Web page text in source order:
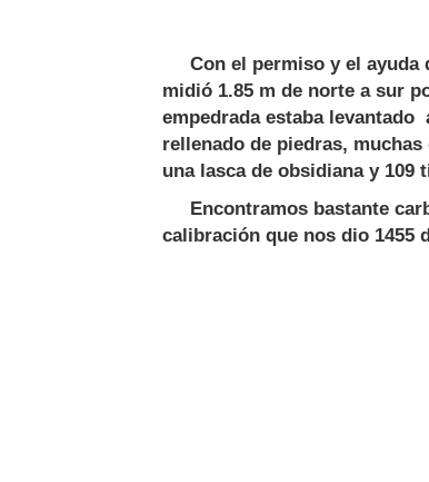
Con el permiso y el ayuda
midió 1.85 m de norte a sur
empedrada estaba
rellenado de piedras,
una lasca de obsidiana y 109
Encontramos bastante
calibración que nos dio 1455